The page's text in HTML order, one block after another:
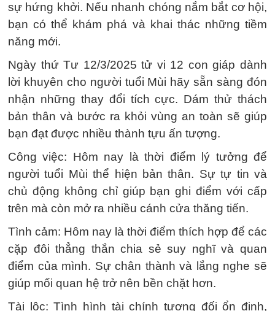
sự hứng khởi. Nếu nhanh chóng nắm bắt cơ hội,
bạn có thể khám phá và khai thác những tiềm
năng mới.
Ngày thứ Tư 12/3/2025 tử vi 12 con giáp dành
lời khuyên cho người tuổi Mùi hãy sẵn sàng đón
nhận những thay đổi tích cực. Dám thử thách
bản thân và bước ra khỏi vùng an toàn sẽ giúp
bạn đạt được nhiều thành tựu ấn tượng.
Công việc: Hôm nay là thời điểm lý tưởng để
người tuổi Mùi thể hiện bản thân. Sự tự tin và
chủ động không chỉ giúp bạn ghi điểm với cấp
trên mà còn mở ra nhiều cánh cửa thăng tiến.
Tình cảm: Hôm nay là thời điểm thích hợp để các
cặp đôi thẳng thắn chia sẻ suy nghĩ và quan
điểm của mình. Sự chân thành và lắng nghe sẽ
giúp mối quan hệ trở nên bền chặt hơn.
Tài lộc: Tình hình tài chính tương đối ổn định,